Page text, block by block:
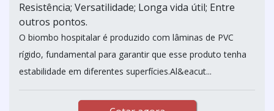
Resistência; Versatilidade; Longa vida útil; Entre
outros pontos.
O biombo hospitalar é produzido com lâminas de PVC
rígido, fundamental para garantir que esse produto tenha
estabilidade em diferentes superfícies.Al&eacut...